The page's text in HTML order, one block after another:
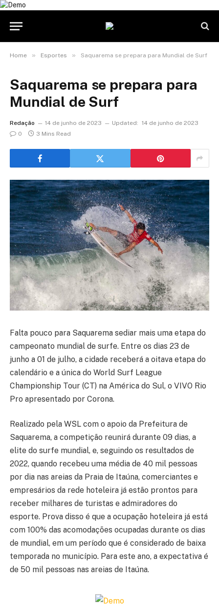
Home » Esportes » Saquarema se prepara para Mundial de Surf
Saquarema se prepara para
Mundial de Surf
Redação 14 de junho de 2023 Updated: 14 de junho de 2023
0
3 Mins Read
Falta pouco para Saquarema sediar mais uma etapa do
campeonato mundial de surfe. Entre os dias 23 de
junho a 01 de julho, a cidade receberá a oitava etapa do
calendário e a única do World Surf League
Championship Tour (CT) na América do Sul, o VIVO Rio
Pro apresentado por Corona.
Realizado pela WSL com o apoio da Prefeitura de
Saquarema, a competição reunirá durante 09 dias, a
elite do surfe mundial, e, seguindo os resultados de
2022, quando recebeu uma média de 40 mil pessoas
por dia nas areias da Praia de Itaúna, comerciantes e
empresários da rede hoteleira já estão prontos para
receber milhares de turistas e admiradores do
esporte. Prova disso é que a ocupação hoteleira já está
com 100% das acomodações ocupadas durante os dias
de mundial, em um período que é considerado de baixa
temporada no município. Para este ano, a expectativa é
de 50 mil pessoas nas areias de Itaúna.